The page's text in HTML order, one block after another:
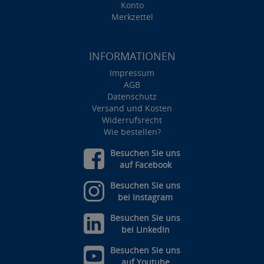
Konto
Merkzettel
INFORMATIONEN
Impressum
AGB
Datenschutz
Versand und Kosten
Widerrufsrecht
Wie bestellen?
Besuchen Sie uns
auf Facebook
Besuchen Sie uns
bei Instagram
Besuchen Sie uns
bei LinkedIn
Besuchen Sie uns